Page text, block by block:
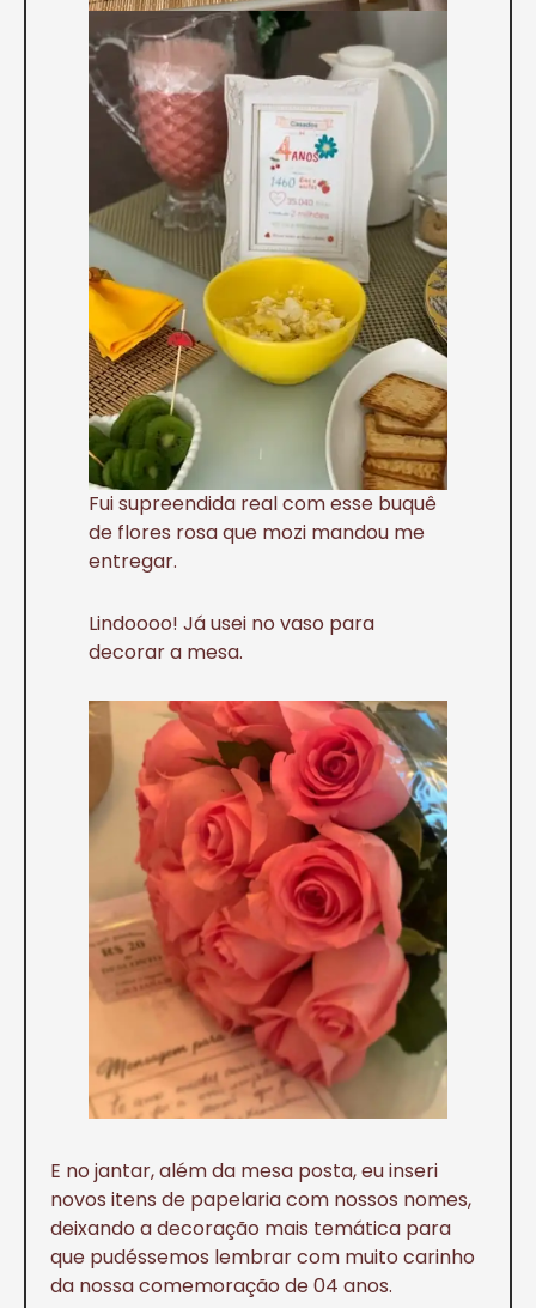
Fui supreendida real com esse buquê
de flores rosa que mozi mandou me
entregar.
Lindoooo! Já usei no vaso para
decorar a mesa.
E no jantar, além da mesa posta, eu inseri
novos itens de papelaria com nossos nomes,
deixando a decoração mais temática para
que pudéssemos lembrar com muito carinho
da nossa comemoração de 04 anos.